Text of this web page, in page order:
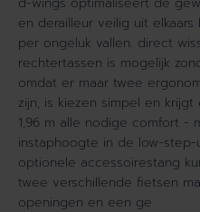
en derailleur veilig uit
per ongeluk vallen. direct
rechtertassen is mogelijk
omdat er maar twee
zijn, is kiezen simpel en
1,96 m alle nodige comfort -
instaphoogte in de low-step-
optionele accessoirestang
twee verschillende fietsen
openingen en een ge